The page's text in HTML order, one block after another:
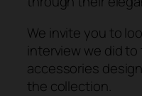
We invite you to
interview we did
accessories
the collection.